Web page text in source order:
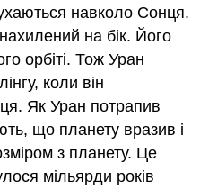
навколо Сонця.
на бік. Його
орбіті. Тож Уран
коли він
Як Уран потрапив
що планету вразив і
з планету. Це
мільярди років